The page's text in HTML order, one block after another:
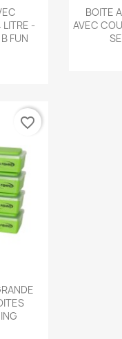
LITRE -
FUN

BOITE
AVEC
favorite_border